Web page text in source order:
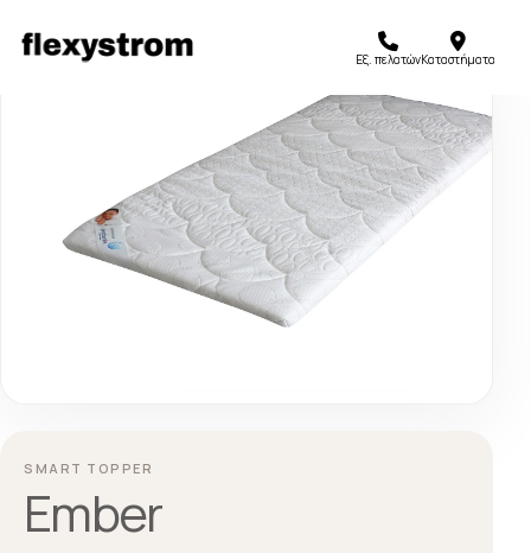
Εξ. πελατώνΚαταστήματα
SMART TOPPER
Ember